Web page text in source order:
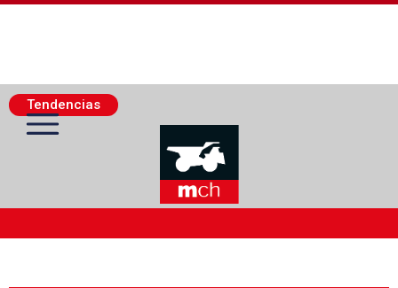
Tendencias
Actualidad Minera